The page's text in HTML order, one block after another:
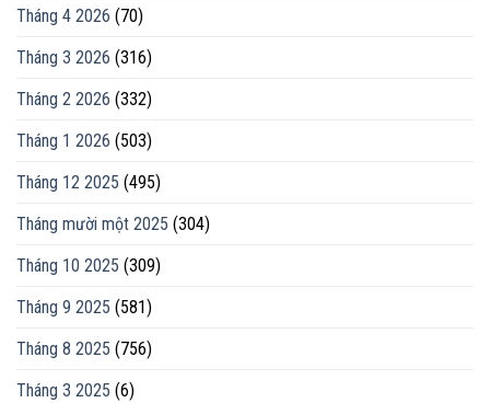
Tháng 4 2026 (70)
Tháng 3 2026 (316)
Tháng 2 2026 (332)
Tháng 1 2026 (503)
Tháng 12 2025 (495)
Tháng mười một 2025 (304)
Tháng 10 2025 (309)
Tháng 9 2025 (581)
Tháng 8 2025 (756)
Tháng 3 2025 (6)